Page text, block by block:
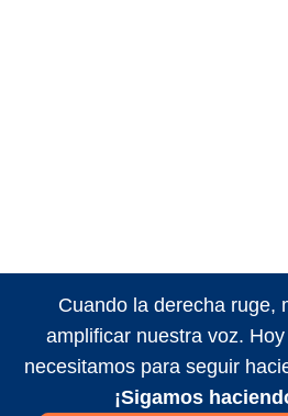
Cuando la derecha ruge,
amplificar nuestra voz.
necesitamos para seguir
¡Sigamos